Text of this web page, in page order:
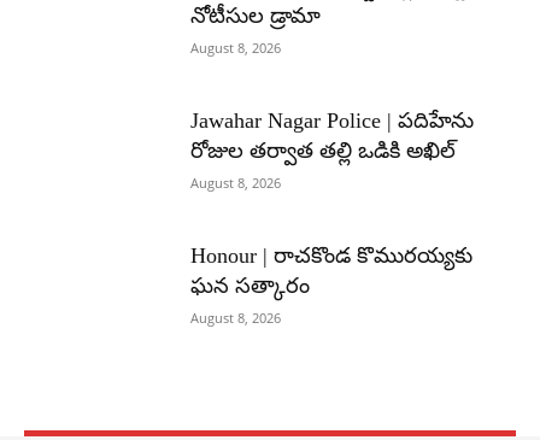
నోటీసుల డ్రామా
August 8, 2026
Jawahar Nagar Police | పదిహేను
రోజుల తర్వాత తల్లి ఒడికి అఖిల్
August 8, 2026
Honour | రాచకొండ కొమురయ్యకు
ఘన సత్కారం
August 8, 2026